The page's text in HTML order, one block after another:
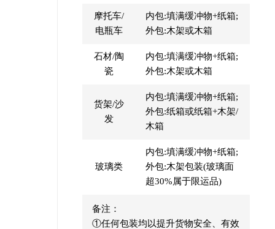
摩托车/
电瓶车
内包:填满缓冲物+纸箱;
外包:木架或木箱
石材/陶
瓷
内包:填满缓冲物+纸箱;
外包:木架或木箱
货架/沙
发
内包:填满缓冲物+纸箱;
外包:纸箱或纸箱+木架/
木箱
玻璃类
内包:填满缓冲物+纸箱;
外包:木架包装(玻璃面
超30%属于限运品)
备注：
①任何包装均以提升货物安全、有效